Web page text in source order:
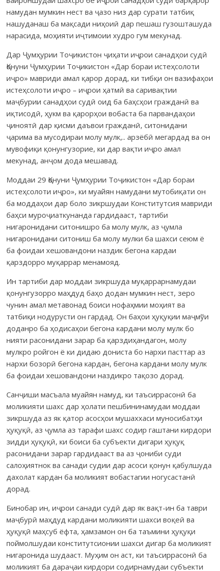
намудан мумкин нест ва ҷазо низ дар сурати татбиқ
нашуданаш ба мақсади ниҳоиӣ дар пешаш гузошташуда
нарасида, моҳияти иҷтимоии худро гум мекунад.
Дар Ҷумҳурии Тоҷикистон ҷиҳати иҷрои санадҳои судӣ
Қонуни Ҷумҳурии Тоҷикистон «Дар бораи истеҳсолоти
иҷро» мавриди амал қарор дорад, ки тибқи он вазифаҳои
истеҳсолоти иҷро – иҷрои ҳатмӣ ва саривақтии
маҷбурии санадҳои судӣ оид ба баҳсҳои гражданӣ ва
иқтисодӣ, ҳукм ва қарорҳои вобаста ба парвандаҳои
ҷиноятӣ дар қисми даъвои гражданӣ, ситонидани
ҷарима ва мусодираи молу мулк,.. арзёбӣ мегардад ва он
мувофиқи қонунгузорие, ки дар вақти иҷро амал
мекунад, анҷом дода мешавад.
Моддаи 29 Қонуни Ҷумҳурии Тоҷикистон «Дар бораи
истеҳсолоти иҷро», ки муайян намудани мутобиқати он
ба моддаҳои дар боло зикршудаи Конститутсия мавриди
баҳси муроҷиаткунанда гардидааст, тартиби
нигаронидани ситонишро ба молу мулк, аз ҷумла
нигаронидани ситониш ба молу мулки ба шахси сеюм ё
ба фоидаи хешовандони наздик бегона кардаи
қарздорро муқаррар менамояд.
Ин тартиби дар моддаи зикршуда муқаррарнамудаи
қонунгузорро маҳдуд баҳо додан мумкин нест, зеро
чунин амал метавонад боиси нофаҳмии моҳият ва
татбиқи нодурусти он гардад. Он баҳои ҳуқуқии маҷмўи
доданро ба ҳодисаҳои бегона кардани молу мулк бо
нияти расонидани зарар ба қарздиҳандагон, молу
мулкро ройгон ё ки дидаю дониста бо нархи пасттар аз
нархи бозорӣ бегона кардан, бегона кардани молу мулк
ба фоидаи хешовандони наздикро тақозо дорад.
Санҷиши масъала муайян намуд, ки таъсиррасонӣ ба
моликияти шахс дар ҳолати пешбининамудаи моддаи
зикршуда аз як қатор асосҳои мушаххаси муносибатҳи
ҳуқуқӣ, аз ҷумла аз тарафи шахс содир гаштани кирдори
зидди ҳуқуқӣ, ки боиси ба субъекти дигари ҳуқуқ
расонидани зарар гардидааст ва аз ҷониби суди
салоҳиятнок ва санади судии дар асоси қонун қабулшуда
дахолат кардан ба моликият вобастагии ногусастанӣ
дорад.
Бинобар ин, иҷрои санади судӣ дар як вақт-ин ба таври
маҷбурӣ маҳдуд кардани моликияти шахси воқеӣ ва
ҳуқуқӣ маҳсуб ёфта, ҳамзамон он ба таъмини ҳуқуқи
поймолшудаи конститутсионии шахси дигар ба моликият
нигаронида шудааст. Муҳим он аст, ки таъсиррасонӣ ба
моликият ба дараҷаи кирдори содирнамудаи субъекти